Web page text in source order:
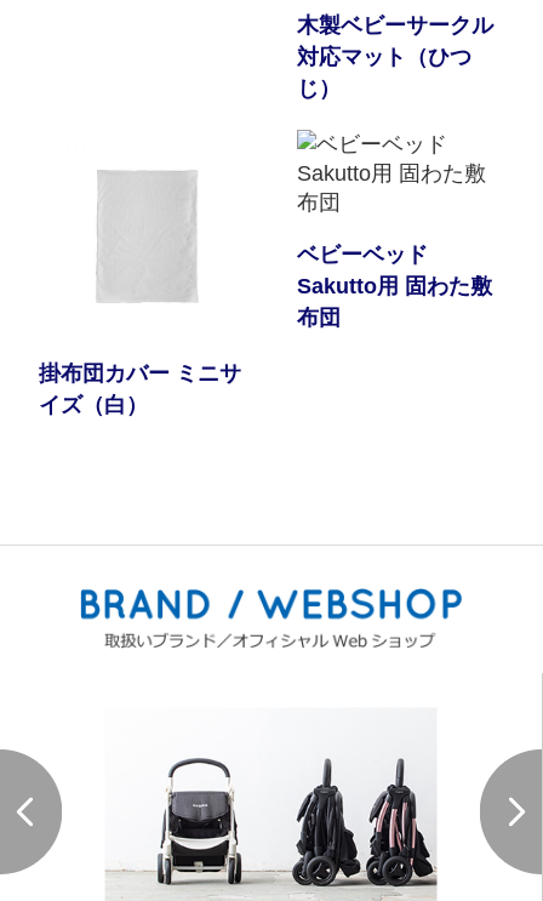
木製ベビーサークル
対応マット（ひつ
じ）
掛布団カバー ミニサ
イズ（白）
ベビーベッド
Sakutto用 固わた敷
布団